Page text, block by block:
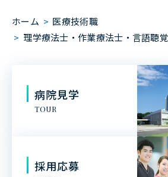
ホーム > 医療技術職
> 理学療法士・作業療法士・言語聴
病院見学
TOUR
採用応募